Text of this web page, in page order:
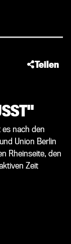
Teilen
es nach den
Union Berlin
Rheinseite, den
Zeit